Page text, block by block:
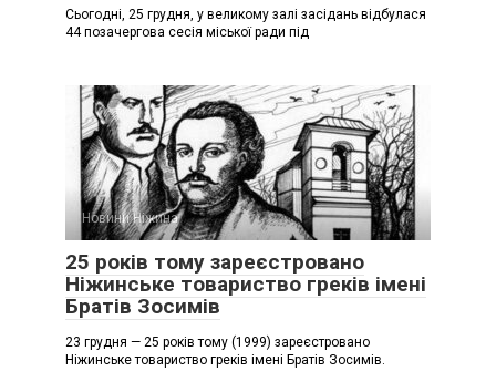
Сьогодні, 25 грудня, у великому залі засідань відбулася
44 позачергова сесія міської ради під
Новини Ніжина
25 років тому зареєстровано
Ніжинське товариство греків імені
Братів Зосимів
23 грудня — 25 років тому (1999) зареєстровано
Ніжинське товариство греків імені Братів Зосимів.